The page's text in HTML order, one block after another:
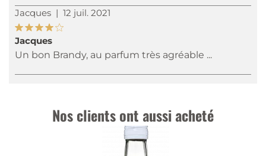
Jacques | 12 juil. 2021
Jacques
Un bon Brandy, au parfum très agréable ...
Nos clients ont aussi acheté